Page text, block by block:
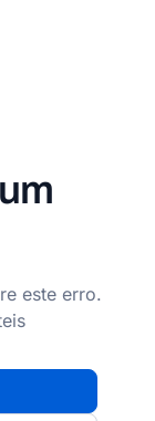
este erro.